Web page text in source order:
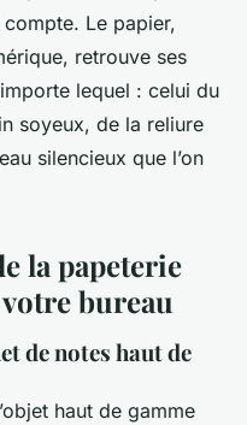
Le papier,
retrouve ses
lequel : celui du
soyeux, de la reliure
silencieux que l’on
la papeterie
bureau
de notes haut de
haut de gamme